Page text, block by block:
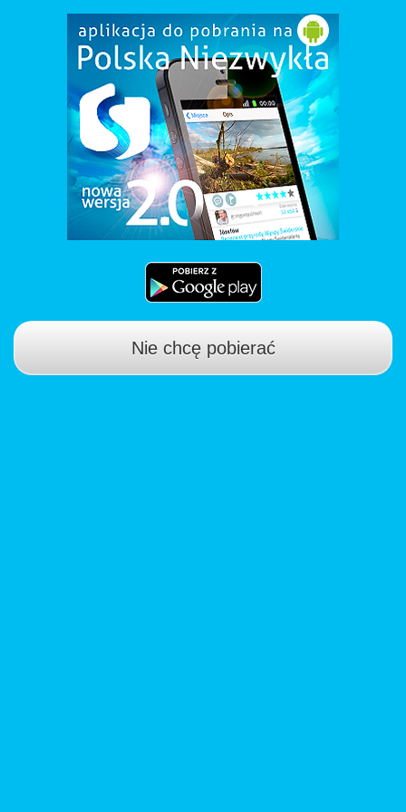
Nie chcę pobierać